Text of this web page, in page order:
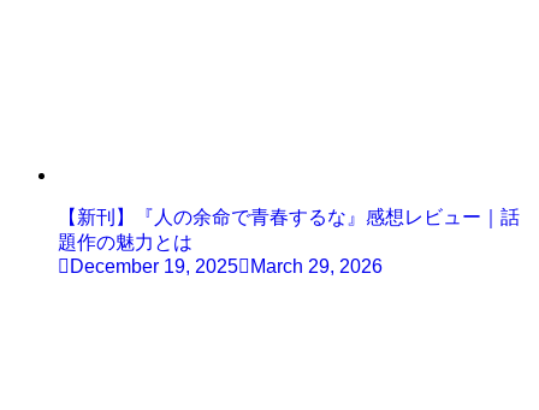
【新刊】『人の余命で青春するな』感想レビュー｜話
題作の魅力とは
December 19, 2025
March 29, 2026